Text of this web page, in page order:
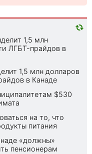
1,5 млн
ЛГБТ-прайдов в
1,5 млн долларов
в Канаде
$530
на то, что
питания
«должны»
пенсионерам